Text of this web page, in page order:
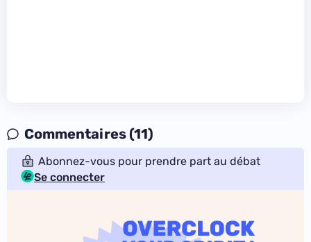
Commentaires (11)
Abonnez-vous pour prendre part au débat
Se connecter